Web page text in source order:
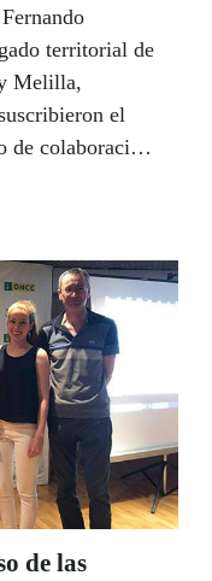
territorial de
Melilla,
el
de colaboración
el disfrute del
con
de las